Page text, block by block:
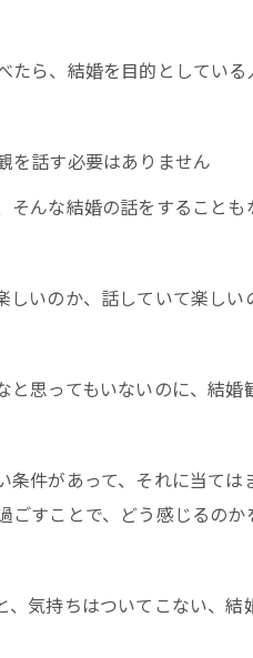
たら、結婚を目的としてい
を話す必要はありません
そんな結婚の話をすることも
しいのか、話していて楽し
と思ってもいないのに、結
条件があって、それに当て
ごすことで、どう感じるの
、気持ちはついてこない、